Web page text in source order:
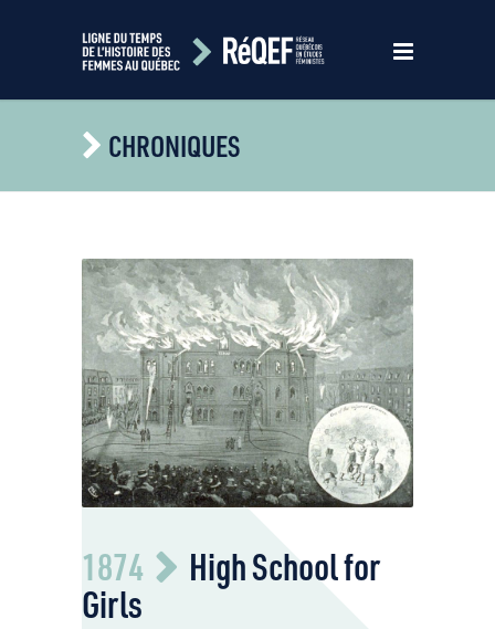
CHRONIQUES
Montreal en 1890.
1874 High School for
Girls